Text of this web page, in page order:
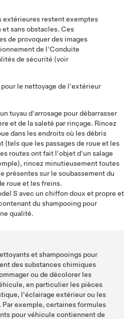
extérieures restent exemptes
sans obstacles. Ces
de provoquer des images
de l'Conduite
de sécurité (voir
le nettoyage de l'extérieur
tuyau d'arrosage pour débarrasser
et de la saleté par rinçage. Rincez
dans les endroits où les débris
que les passages de roue et les
routes ont fait l'objet d'un salage
rincez minutieusement toutes
présentes sur le soubassement du
roue et les freins.
S avec un chiffon doux et propre et
du shampooing pour
qualité.
et shampooings pour
des substances chimiques
ou de décolorer les
en particulier les pièces
l'éclairage extérieur ou les
Par exemple, certaines formules
pour véhicule contiennent de